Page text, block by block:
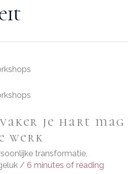
je hart mag
werk
transformatie,
/ 6 minutes of reading